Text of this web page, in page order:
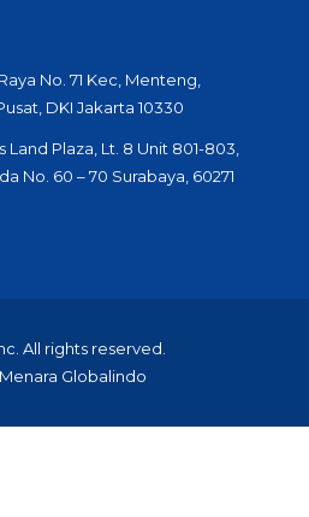
No. 71 Kec, Menteng,
DKI Jakarta 10330
Land Plaza, Lt. 8 Unit 801-803,
No. 60 – 70 Surabaya, 60271
All rights reserved.
Globalindo